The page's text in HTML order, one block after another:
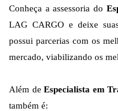
Conheça a assessoria do
LAG CARGO e deixe
possui parcerias com os
mercado, viabilizando os
Além deEspecialista em
também é: